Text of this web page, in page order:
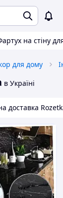
на стіну
для дому
в Україні
доставка